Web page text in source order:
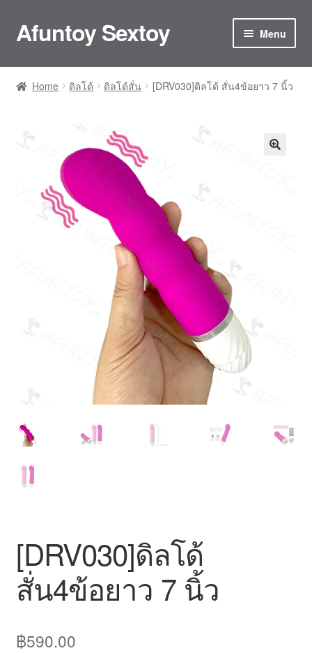
Skip
to
Skip
to
Afuntoy Sextoy Menu
Home
Checkout
Confirm Payment
My account
ประกันและการดูแลรักษา
สินค้าทั้งหมด
Home ดิลโด้ ดิลโด้สั่น [DRV030]ดิลโด้ สั่น4ข้อยาว 7 นิ้ว
[DRV030]ดิลโด้
สั่น4ข้อยาว 7 นิ้ว
฿590.00